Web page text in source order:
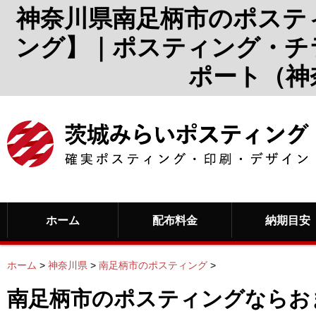
神奈川県南足柄市のポス
ング】｜ポスティング・
ポート（
ホーム 配布料金 納期目安
ホーム > 神奈川県 > 南足柄市のポスティング >
南足柄市のポスティングなら